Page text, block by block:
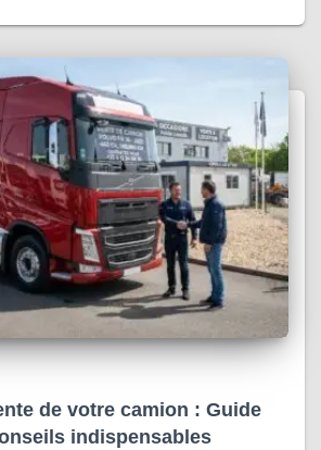
de votre camion : Guide
indispensables